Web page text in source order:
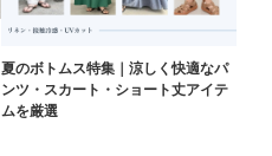
夏のボトムス特集｜涼しく快適なパ
ンツ・スカート・ショート丈アイテ
ムを厳選